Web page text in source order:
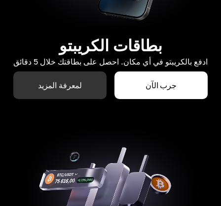
بطاقات الكريبتو
ادفع بالكريبتو في أي مكان. احصل على بطاقتك خلال 5 دقائق
جرب الآن لمعرفة المزيد